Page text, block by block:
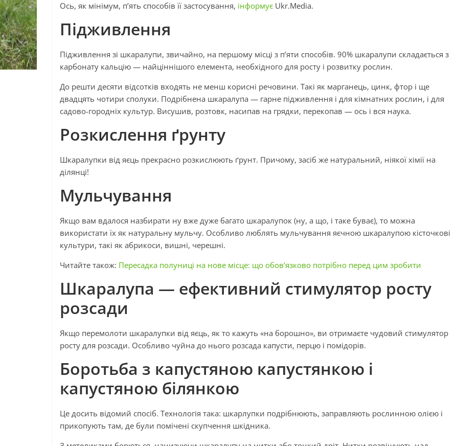
Ось, як мінімум, п’ять способів її застосування, інформує Ukr.Media.
Підживлення
Підживлення зі шкаралупи, звичайно, на першому місці з п’яти способів. 90% шкаралупи складається з
карбонату кальцію — найціннішого елемента, необхідного для росту і розвитку рослин.
До решти десяти відсотків входять не менш корисні речовини. Такі як марганець, цинк, фтор і ще
двадцять чотири сполуки. Подрібнена шкаралупа — гарне підживлення і для кімнатних рослин, і для
садово-городніх культур. Висушив, розтовк, насипав на грядки, перекопав — ось і вся наука.
Розкислення ґрунту
Шкаралупки від яєць прекрасно розкислюють ґрунт. Причому, засіб же натуральний, ніякої хімії на
ділянці!
Мульчування
Якщо вам вдалося назбирати ну вже дуже багато шкаралупок (ну, а що, і таке буває), то можна
використати їх як натуральну мульчу. Особливо люблять мульчування яєчною шкаралупою кісточкові
культури, такі як абрикоси, вишні, черешні.
Читайте також: Пересадка полуниці на нове місце: що обов’язково потрібно перед цим зробити
Шкаралупа — ефективний стимулятор росту
розсади
Якщо перемолоти шкаралупки від яєць, як то кажуть «на борошно», ви отримаєте чудовий стимулятор
росту для розсади. Особливо чуйна до нього розсада капусти, перцю і помідорів.
Боротьба з капустяною капустянкою і
капустяною білянкою
Це досить відомий спосіб. Технологія така: шкарлупки подрібнюють, заправляють рослинною олією і
прикопують там, де були помічені скупчення шкідника.